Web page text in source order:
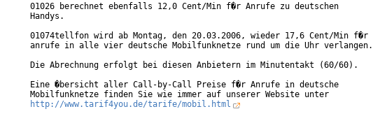
01026 berechnet ebenfalls 12,0 Cent/Min f�r Anrufe zu deutschen
Handys.
01074tellfon wird ab Montag, den 20.03.2006, wieder 17,6 Cent/Min f�r
anrufe in alle vier deutsche Mobilfunknetze rund um die Uhr verlangen.
Die Abrechnung erfolgt bei diesen Anbietern im Minutentakt (60/60).
Eine �bersicht aller Call-by-Call Preise f�r Anrufe in deutsche
http://www.tarif4you.de/tarife/mobil.html